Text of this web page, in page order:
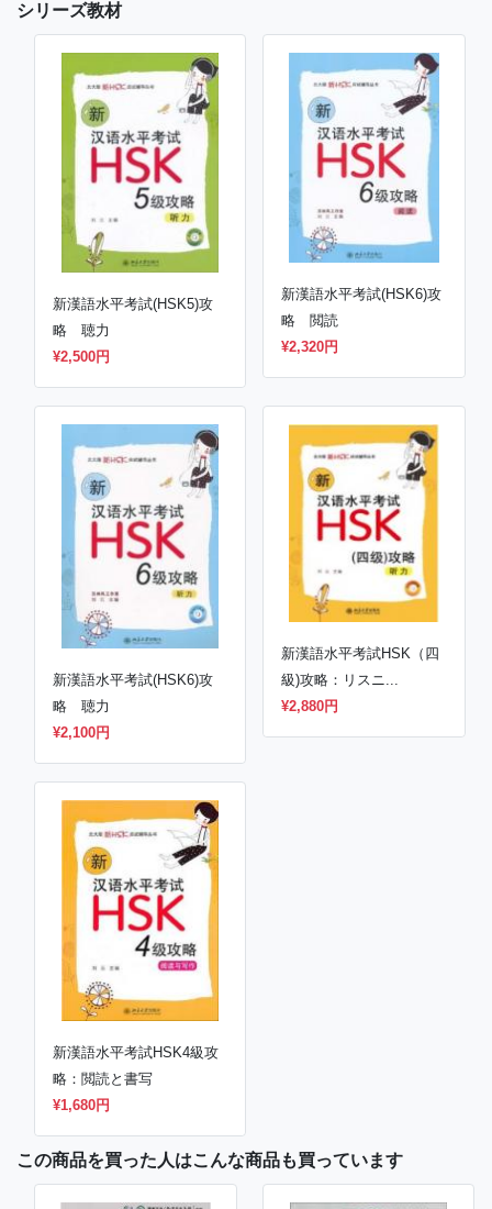
シリーズ教材
新漢語水平考試(HSK5)攻
略 聴力
¥2,500円
新漢語水平考試(HSK6)攻
略 閲読
¥2,320円
新漢語水平考試(HSK6)攻
略 聴力
¥2,100円
新漢語水平考試HSK（四
級)攻略：リスニ...
¥2,880円
新漢語水平考試HSK4級攻
略：閲読と書写
¥1,680円
この商品を買った人はこんな商品も買っています